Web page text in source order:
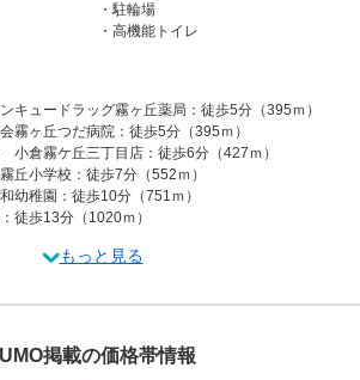
駐輪場
高機能トイレ
キュードラッグ霧ヶ丘薬局：徒歩5分（395ｍ）
霧ヶ丘つだ病院：徒歩5分（395ｍ）
小倉霧ケ丘三丁目店：徒歩6分（427ｍ）
丘小学校：徒歩7分（552ｍ）
幼稚園：徒歩10分（751ｍ）
徒歩13分（1020ｍ）
もっと見る
掲載の価格帯情報